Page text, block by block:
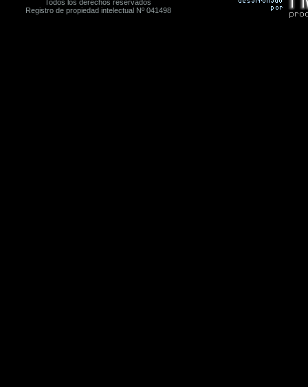
Todos los derechos reservados
Registro de propiedad intelectual Nº 041498